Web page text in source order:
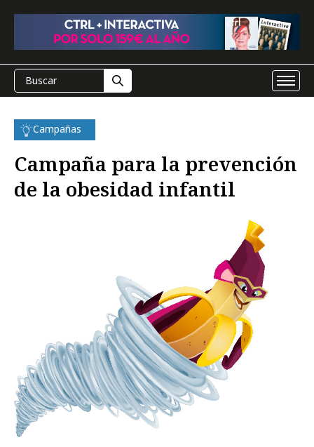
Campañas
Campaña para la prevención
de la obesidad infantil